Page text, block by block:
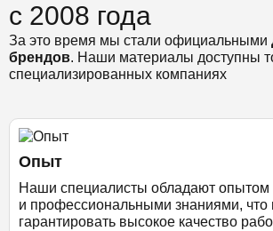
с 2008 года
За это время мы стали официальными
брендов. Наши материалы доступны
специализированных компаниях
Опыт
Наши специалисты обладают опытом
и профессиональными знаниями, что
гарантировать высокое качество